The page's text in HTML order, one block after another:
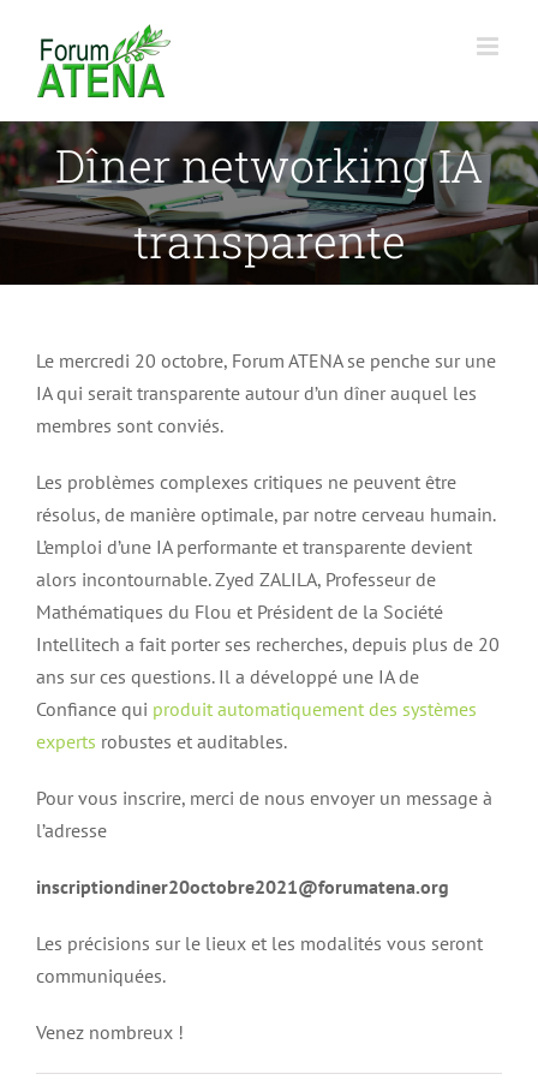
contenu
Dîner networking IA
transparente
Le mercredi 20 octobre, Forum ATENA se penche sur une
IA qui serait transparente autour d’un dîner auquel les
membres sont conviés.
Les problèmes complexes critiques ne peuvent être
résolus, de manière optimale, par notre cerveau humain.
L’emploi d’une IA performante et transparente devient
alors incontournable. Zyed ZALILA, Professeur de
Mathématiques du Flou et Président de la Société
Intellitech a fait porter ses recherches, depuis plus de 20
ans sur ces questions. Il a développé une IA de
Confiance qui produit automatiquement des systèmes
experts robustes et auditables.
Pour vous inscrire, merci de nous envoyer un message à
l’adresse
inscriptiondiner20octobre2021@forumatena.org
Les précisions sur le lieux et les modalités vous seront
communiquées.
Venez nombreux !